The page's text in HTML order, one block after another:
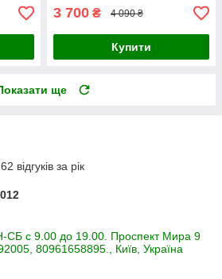
3 700 ₴ 4 090 ₴
Купити
ще
відгуків за рік
СБ с 9.00 до 19.00. Проспект Мира 9
80961658895., Київ, Україна